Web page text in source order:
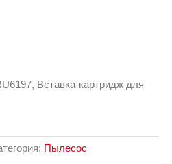
Вставка-картридж для
Пылесос